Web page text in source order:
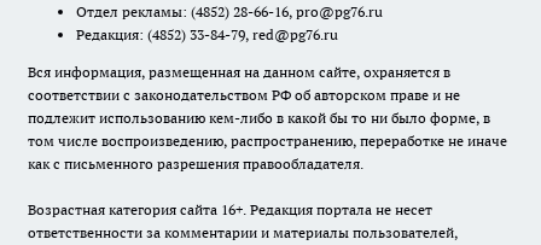
Отдел рекламы: (4852) 28-66-16, pro@pg76.ru
Редакция: (4852) 33-84-79, red@pg76.ru
Вся информация, размещенная на данном сайте, охраняется в
соответствии с законодательством РФ об авторском праве и не
подлежит использованию кем-либо в какой бы то ни было форме, в
том числе воспроизведению, распространению, переработке не иначе
как с письменного разрешения правообладателя.
Возрастная категория сайта 16+. Редакция портала не несет
ответственности за комментарии и материалы пользователей,